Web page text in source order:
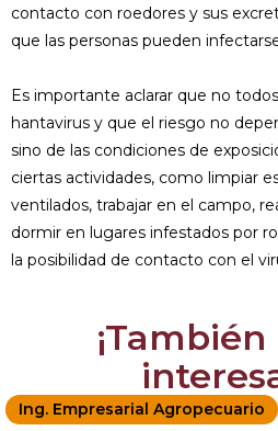
contacto con roedores y sus
que las personas pueden
Es importante aclarar que no
hantavirus y que el riesgo no
sino de las condiciones de
ciertas actividades, como limpiar
ventilados, trabajar en el campo,
dormir en lugares infestados por
la posibilidad de contacto con el
Ing. Empresarial Agropecuario